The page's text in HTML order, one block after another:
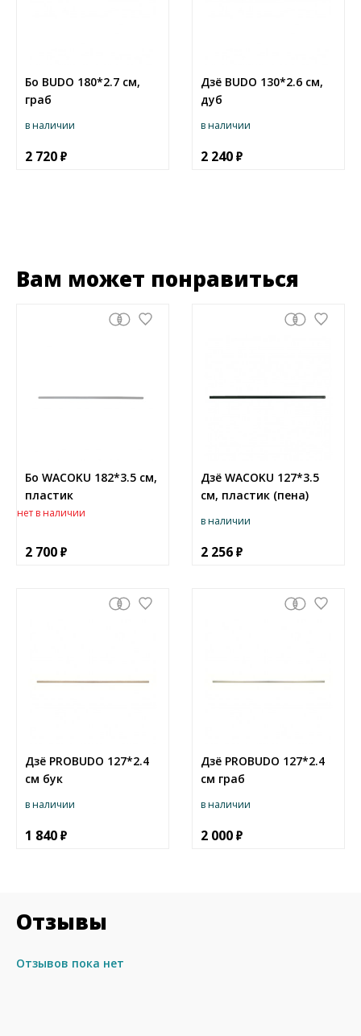
Бо BUDO 180*2.7 см,
граб
в наличии
2 720
Дзё BUDO 130*2.6 см,
дуб
в наличии
2 240
Вам может понравиться
Бо WACOKU 182*3.5 см,
пластик
нет в наличии
2 700
Дзё WACOKU 127*3.5
см, пластик (пена)
в наличии
2 256
Дзё PROBUDO 127*2.4
см бук
в наличии
1 840
Дзё PROBUDO 127*2.4
см граб
в наличии
2 000
Отзывы
Отзывов пока нет